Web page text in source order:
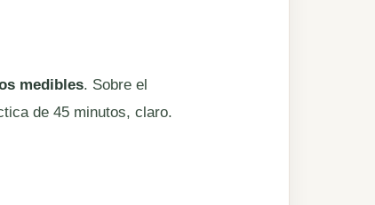
medibles. Sobre el
de 45 minutos, claro.